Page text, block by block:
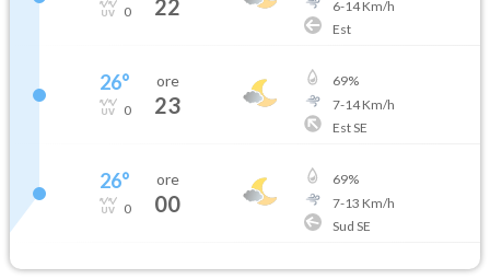
0 22
6-14Km/h
Est
26°
0
ore
23
69%
7-14Km/h
Est SE
26°
0
ore
00
69%
7-13 Km/h
Sud SE